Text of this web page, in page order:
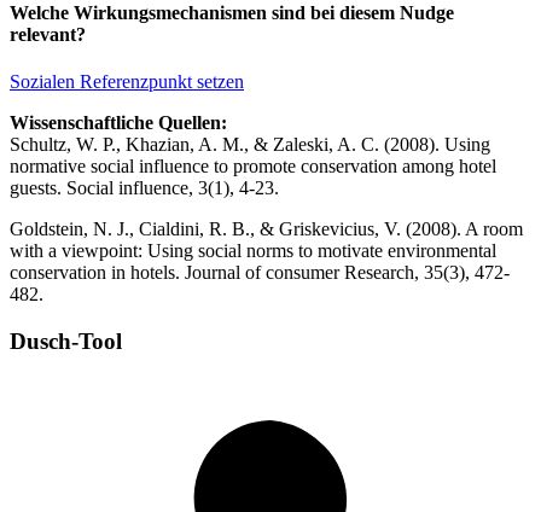
Welche Wirkungsmechanismen sind bei diesem Nudge
relevant?
Sozialen Referenzpunkt setzen
Wissenschaftliche Quellen:
Schultz, W. P., Khazian, A. M., & Zaleski, A. C. (2008). Using
normative social influence to promote conservation among hotel
guests. Social influence, 3(1), 4-23.
Goldstein, N. J., Cialdini, R. B., & Griskevicius, V. (2008). A room
with a viewpoint: Using social norms to motivate environmental
conservation in hotels. Journal of consumer Research, 35(3), 472-
482.
Dusch-Tool